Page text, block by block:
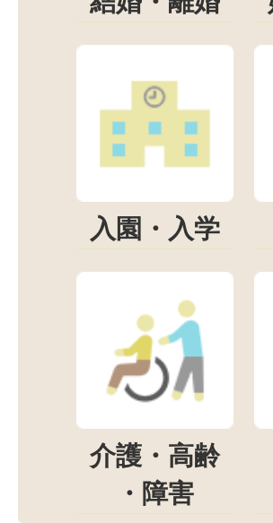
入園・入学
介護・高齢
・障害